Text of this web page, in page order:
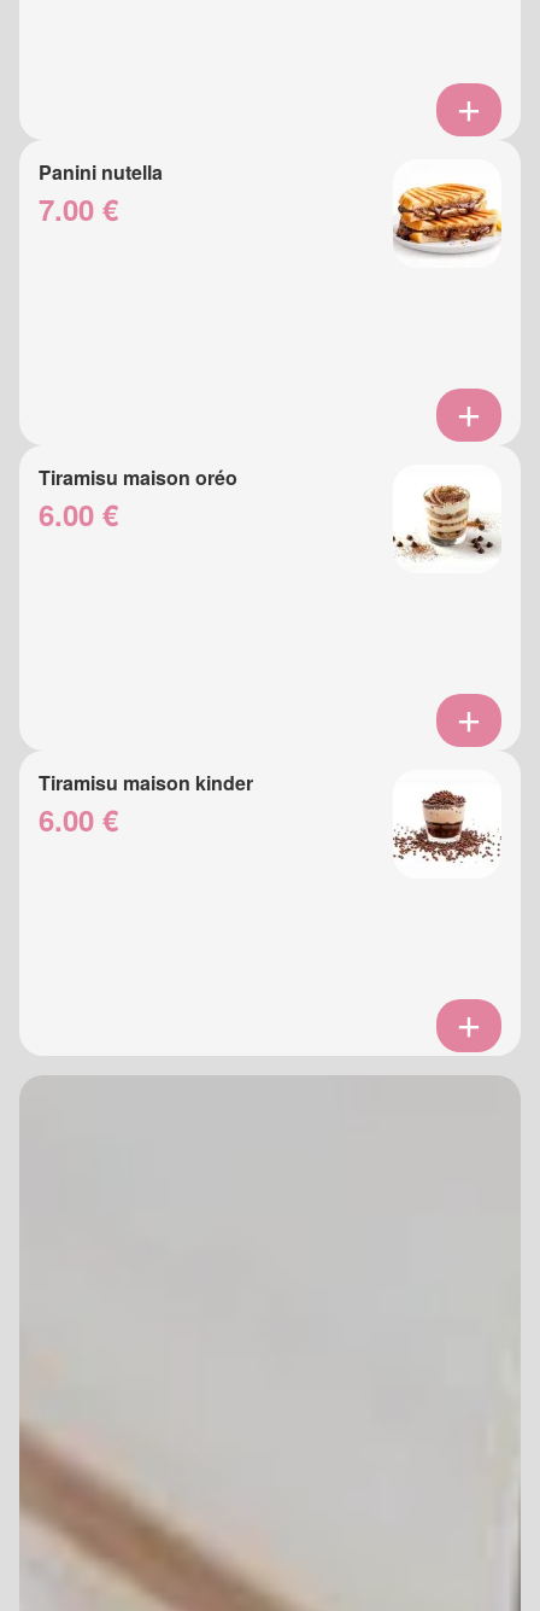
Panini nutella
7.00 €
Tiramisu maison oréo
6.00 €
Tiramisu maison kinder
6.00 €